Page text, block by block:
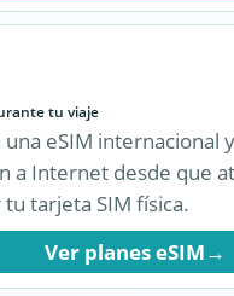
de datos digitales
activar.
Ver eSIM
coche para recorrer tu destino
vehículos de